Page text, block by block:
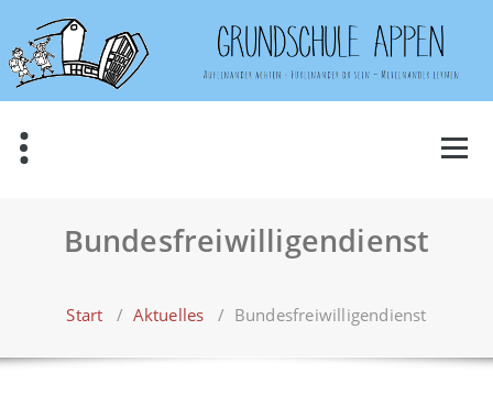
Bundesfreiwilligendienst
Start / Aktuelles / Bundesfreiwilligendienst